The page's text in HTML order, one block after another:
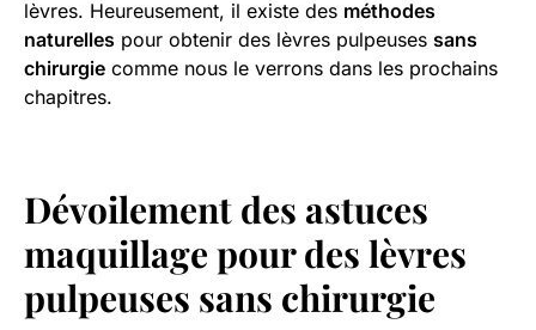
lèvres. Heureusement, il existe des méthodes
naturelles pour obtenir des lèvres pulpeuses sans
chirurgie comme nous le verrons dans les prochains
chapitres.
Dévoilement des astuces
maquillage pour des lèvres
pulpeuses sans chirurgie